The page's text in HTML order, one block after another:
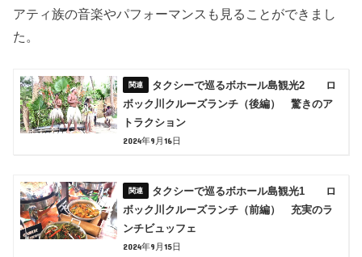
アティ族の音楽やパフォーマンスも見ることができまし
た。
タクシーで巡るボホール島観光2 ロ
ボック川クルーズランチ（後編） 驚きのア
トラクション
2024年9月16日
タクシーで巡るボホール島観光1 ロ
ボック川クルーズランチ（前編） 充実のラ
ンチビュッフェ
2024年9月15日